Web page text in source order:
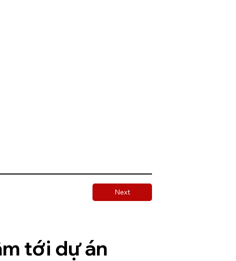
Next
tới dự án